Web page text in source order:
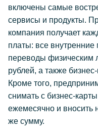
включены самые
сервисы и продукты.
компания получает
платы: все
переводы физическим
рублей, а также
Кроме того,
снимать с бизнес-
ежемесячно и вносить
же сумму.